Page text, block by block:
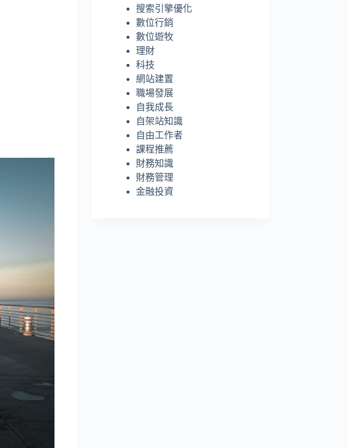
搜索引擎優化
數位行銷
數位遊牧
理財
科技
網站建置
職場發展
自我成長
自架站知識
自由工作者
課程推薦
財務知識
財務管理
金融投資